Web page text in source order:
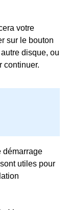
votre
sur le bouton
disque, ou
continuer.
démarrage
utiles pour